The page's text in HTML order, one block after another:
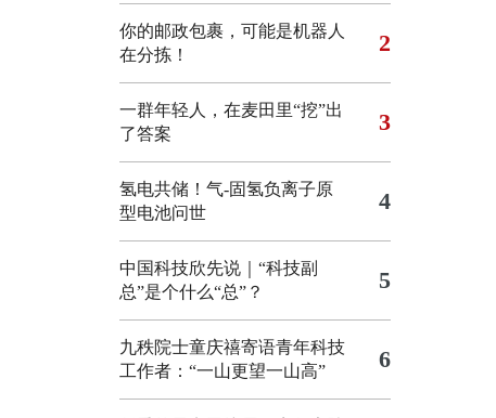
你的邮政包裹，可能是机器人
在分拣！
2
一群年轻人，在麦田里“挖”出
了答案
3
氢电共储！气-固氢负离子原
型电池问世
4
中国科技欣先说｜“科技副
总”是个什么“总”？
5
九秩院士童庆禧寄语青年科技
工作者：“一山更望一山高”
6